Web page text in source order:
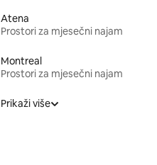
Atena
Prostori za mjesečni najam
Montreal
Prostori za mjesečni najam
Prikaži više